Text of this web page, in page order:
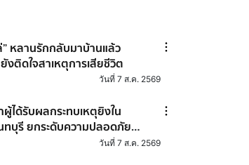
” หลานรักกลับมาบ้านแล้ว
ติดใจสาเหตุการเสียชีวิต
วันที่ 7 ส.ค. 2569
ผู้ได้รับผลกระทบเหตุยิงใน
ทบุรี ยกระดับความปลอดภัย
ศ
วันที่ 7 ส.ค. 2569